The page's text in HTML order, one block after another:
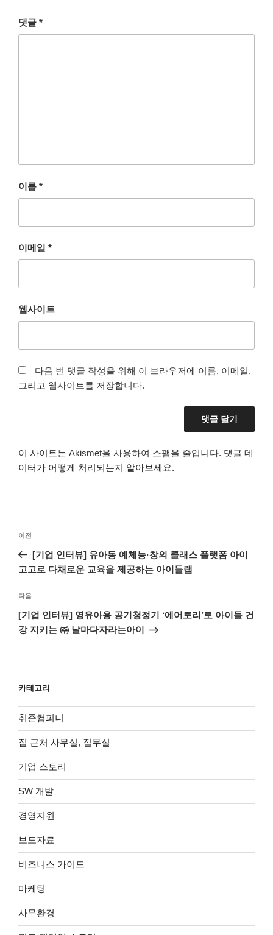
댓글 *
이름 *
이메일 *
웹사이트
다음 번 댓글 작성을 위해 이 브라우저에 이름, 이메일,
그리고 웹사이트를 저장합니다.
이 사이트는 Akismet을 사용하여 스팸을 줄입니다. 댓글 데
이터가 어떻게 처리되는지 알아보세요.
색
이
전
글
이전
[기업 인터뷰] 유아동 예체능·창의 클래스 플랫폼 아이
고고로 다채로운 교육을 제공하는 아이들랩
다
음
글
다음
[기업 인터뷰] 영유아용 공기청정기 ‘에어토리’로 아이들 건
강 지키는 ㈜ 날마다자라는아이
카테고리
취준컴퍼니
집 근처 사무실, 집무실
기업 스토리
SW 개발
경영지원
보도자료
비즈니스 가이드
마케팅
사무환경